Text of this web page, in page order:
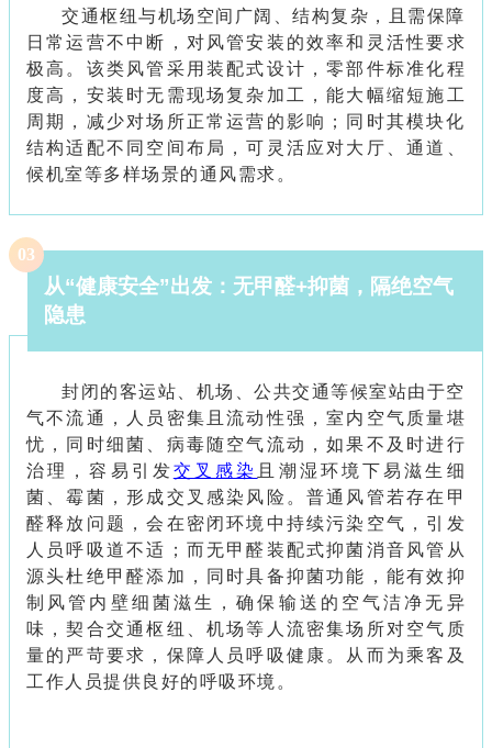
交通枢纽与机场空间广阔、结构复杂，且需保障
日常运营不中断，对风管安装的效率和灵活性要求
极高。该类风管采用装配式设计，零部件标准化程
度高，安装时无需现场复杂加工，能大幅缩短施工
周期，减少对场所正常运营的影响；同时其模块化
结构适配不同空间布局，可灵活应对大厅、通道、
候机室等多样场景的通风需求。
03
从“健康安全”出发：无甲醛+抑菌，隔绝空气
隐患
封闭的客运站、机场、公共交通等候室站由于空
气不流通，人员密集且流动性强，室内空气质量堪
忧，同时细菌、病毒随空气流动，如果不及时进行
治理，容易引发交叉感染 且潮湿环境下易滋生细
菌、霉菌，形成交叉感染风险。普通风管若存在甲
醛释放问题，会在密闭环境中持续污染空气，引发
人员呼吸道不适；而无甲醛装配式抑菌消音风管从
源头杜绝甲醛添加，同时具备抑菌功能，能有效抑
制风管内壁细菌滋生，确保输送的空气洁净无异
味，契合交通枢纽、机场等人流密集场所对空气质
量的严苛要求，保障人员呼吸健康。从而为乘客及
工作人员提供良好的呼吸环境。